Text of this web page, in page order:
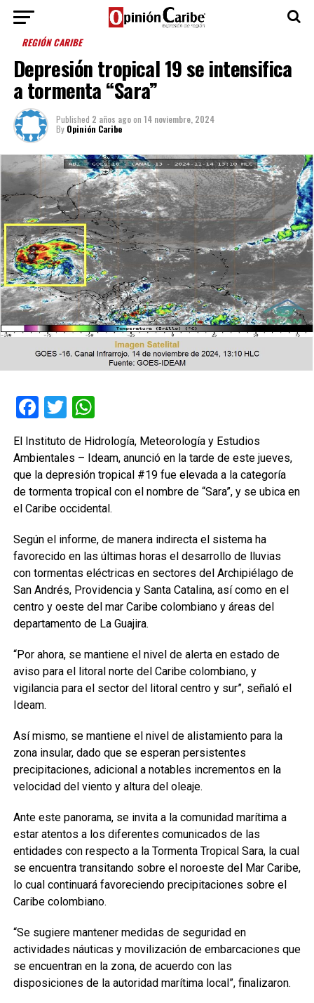
REGIÓN CARIBE
Depresión tropical 19 se intensifica
a tormenta “Sara”
Published 2 años agoon 14 noviembre, 2024
By Opinión Caribe
Facebook
Twitter
El Instituto de Hidrología, Meteorología y Estudios
Ambientales – Ideam, anunció en la tarde de este jueves,
que la depresión tropical #19 fue elevada a la categoría
de tormenta tropical con el nombre de “Sara”, y se ubica en
el Caribe occidental.
Según el informe, de manera indirecta el sistema ha
favorecido en las últimas horas el desarrollo de lluvias
con tormentas eléctricas en sectores del Archipiélago de
San Andrés, Providencia y Santa Catalina, así como en el
centro y oeste del mar Caribe colombiano y áreas del
departamento de La Guajira.
“Por ahora, se mantiene el nivel de alerta en estado de
aviso para el litoral norte del Caribe colombiano, y
vigilancia para el sector del litoral centro y sur”, señaló el
Ideam.
Así mismo, se mantiene el nivel de alistamiento para la
zona insular, dado que se esperan persistentes
precipitaciones, adicional a notables incrementos en la
velocidad del viento y altura del oleaje.
Ante este panorama, se invita a la comunidad marítima a
estar atentos a los diferentes comunicados de las
entidades con respecto a la Tormenta Tropical Sara, la cual
se encuentra transitando sobre el noroeste del Mar Caribe,
lo cual continuará favoreciendo precipitaciones sobre el
Caribe colombiano.
“Se sugiere mantener medidas de seguridad en
actividades náuticas y movilización de embarcaciones que
se encuentran en la zona, de acuerdo con las
disposiciones de la autoridad marítima local”, finalizaron.